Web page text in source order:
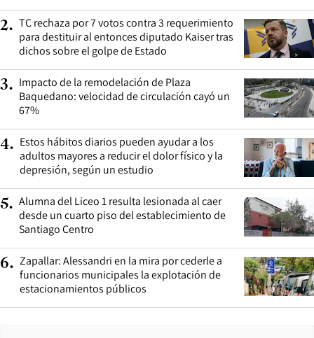
2. TC rechaza por 7 votos contra 3 requerimiento
para destituir al entonces diputado Kaiser tras
dichos sobre el golpe de Estado
3. Impacto de la remodelación de Plaza
Baquedano: velocidad de circulación cayó un
67%
4. Estos hábitos diarios pueden ayudar a los
adultos mayores a reducir el dolor físico y la
depresión, según un estudio
5. Alumna del Liceo 1 resulta lesionada al caer
desde un cuarto piso del establecimiento de
Santiago Centro
6. Zapallar: Alessandri en la mira por cederle a
funcionarios municipales la explotación de
estacionamientos públicos